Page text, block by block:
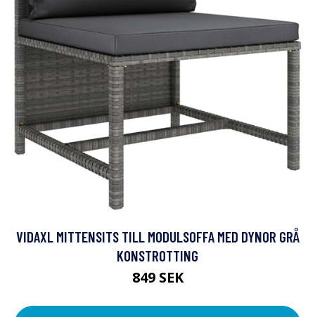
VIDAXL MITTENSITS TILL MODULSOFFA MED DYNOR GRÅ
KONSTROTTING
849 SEK